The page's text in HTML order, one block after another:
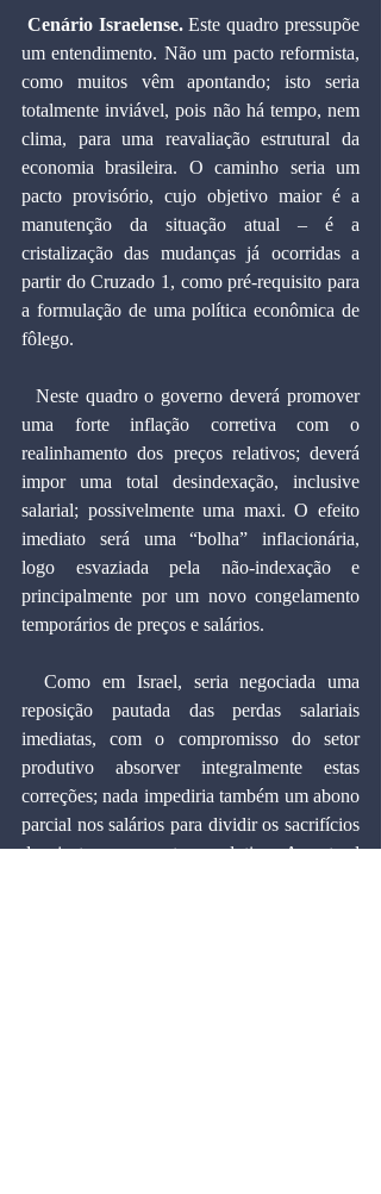
Cenário Israelense. Este quadro pressupõe
um entendimento. Não um pacto reformista,
como muitos vêm apontando; isto seria
totalmente inviável, pois não há tempo, nem
clima, para uma reavaliação estrutural da
economia brasileira. O caminho seria um
pacto provisório, cujo objetivo maior é a
manutenção da situação atual – é a
cristalização das mudanças já ocorridas a
partir do Cruzado 1, como pré-requisito para
a formulação de uma política econômica de
fôlego.
uma forte inflação corretiva com o
realinhamento dos preços relativos; deverá
impor uma total desindexação, inclusive
salarial; possivelmente uma maxi. O efeito
imediato será uma “bolha” inflacionária,
logo esvaziada pela não-indexação e
principalmente por um novo congelamento
temporários de preços e salários.
  Como em Israel, seria negociada uma
reposição pautada das perdas salariais
imediatas, com o compromisso do setor
produtivo absorver integralmente estas
correções; nada impediria também um abono
parcial nos salários para dividir os sacrifícios
do ajuste com o setor produtivo. A parte d